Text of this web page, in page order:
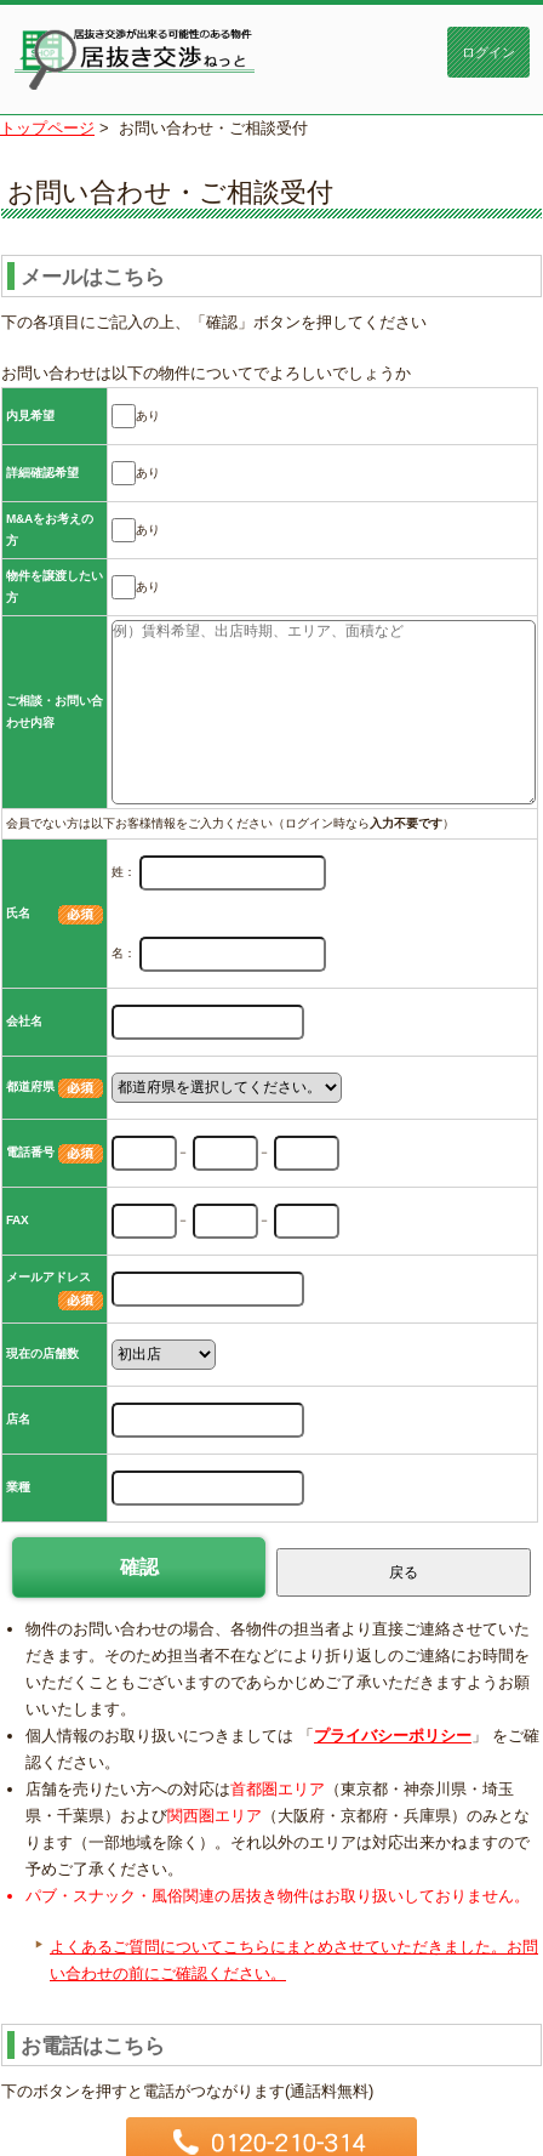
トップページ > お問い合わせ・ご相談受付
お問い合わせ・ご相談受付
メールはこちら
下の各項目にご記入の上、「確認」ボタンを押してください
お問い合わせは以下の物件についてでよろしいでしょうか
内見希望 あり
詳細確認希望 あり
M&Aをお考えの
方
あり
物件を譲渡したい
方
あり
ご相談・お問い合
わせ内容
会員でない方は以下お客様情報をご入力ください（ログイン時なら 入力不要です）
氏名
姓：
名：
会社名
都道府県
電話番号 － －
FAX － －
メールアドレス
現在の店舗数
店名
業種
物件のお問い合わせの場合、各物件の担当者より直接ご連絡させていた
だきます。そのため担当者不在などにより折り返しのご連絡にお時間を
いただくこともございますのであらかじめご了承いただきますようお願
いいたします。
個人情報のお取り扱いにつきましては 「 プライバシーポリシー 」 をご確
認ください。
店舗を売りたい方への対応は首都圏エリア （東京都・神奈川県・埼玉
県・千葉県）および関西圏エリア （大阪府・京都府・兵庫県）のみとな
ります（一部地域を除く）。それ以外のエリアは対応出来かねますので
予めご了承ください。
パブ・スナック・風俗関連の居抜き物件はお取り扱いしておりません。
よくあるご質問についてこちらにまとめさせていただきました。お問
い合わせの前にご確認ください。
お電話はこちら
下のボタンを押すと電話がつながります(通話料無料)